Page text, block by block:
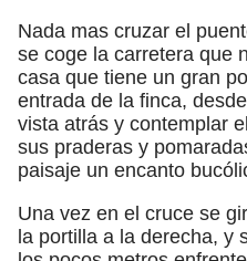
Nada mas cruzar el
se coge la carretera que
casa que tiene un gran
entrada de la finca,
vista atrás y contemplar
sus praderas y
paisaje un encanto
Una vez en el cruce se
la portilla a la derecha, y